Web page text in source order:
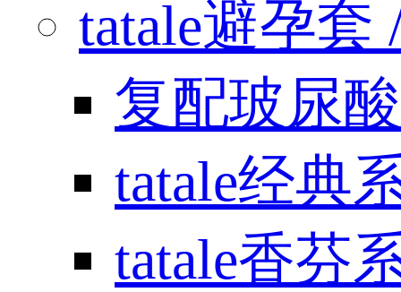
tatale避孕套
复配玻尿
tatale经典
tatale香芬